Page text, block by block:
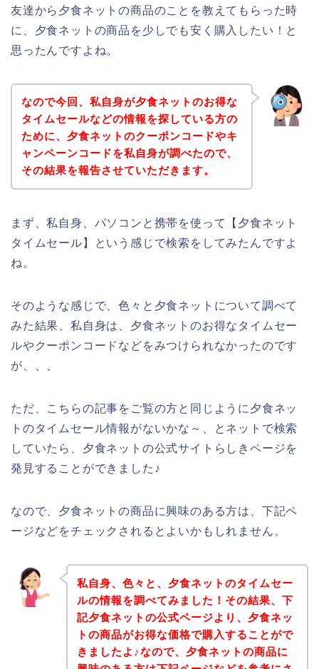
友達から夕食ネットの商品のことを教えてもらった時
に、夕食ネットの商品を少しでも安く購入したい！と
思ったんですよね。
なので今回、私自身が夕食ネットのお得な
タイムセールなどの情報を探している方の
ために、夕食ネットのクーポンコードやキ
ャンペーンコードを私自身が調べたので、
その結果を報告させていただきます。
まず、私自身、パソコンと携帯を使って【夕食ネット
タイムセール】という感じで検索をしてみたんですよ
ね。
そのような感じで、色々と夕食ネットについて調べて
みた結果、私自身は、夕食ネットのお得なタイムセー
ルやクーポンコードなどをみつけられなかったのです
が、、、
ただ、こちらの記事をご覧の方と同じように夕食ネッ
トのタイムセール情報がないかな～、とネットで検索
していたら、夕食ネットの公式サイトらしきページを
発見することができました♪
なので、夕食ネットの商品に興味のある方は、下記ペ
ージなどをチェックされるとよいかもしれません。
私自身、色々と、夕食ネットのタイムセー
ルの情報を調べてみました！その結果、下
記夕食ネットの公式ページより、夕食ネッ
トの商品がお得な価格で購入することがで
きましたよ♪なので、夕食ネットの商品に